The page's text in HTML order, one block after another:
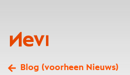
Nevi
Blog (voorheen Nieuws)